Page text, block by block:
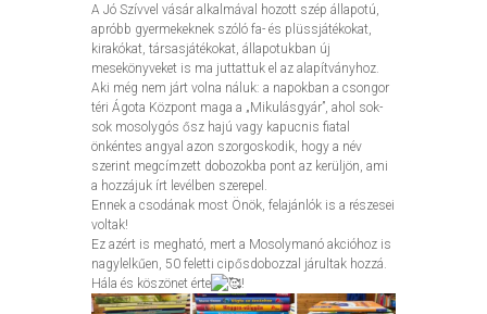
A Jó Szívvel vásár alkalmával hozott szép állapotú,
apróbb gyermekeknek szóló fa- és plüssjátékokat,
kirakókat, társasjátékokat, állapotukban új
mesekönyveket is ma juttattuk el az alapítványhoz.
Aki még nem járt volna náluk: a napokban a csongor
téri Ágota Központ maga a „Mikulásgyár”, ahol sok-
sok mosolygós ősz hajú vagy kapucnis fiatal
önkéntes angyal azon szorgoskodik, hogy a név
szerint megcímzett dobozokba pont az kerüljön, ami
a hozzájuk írt levélben szerepel.
Ennek a csodának most Önök, felajánlók is a részesei
voltak!
Ez azért is megható, mert a Mosolymanó akcióhoz is
nagylelkűen, 50 feletti cipősdobozzal járultak hozzá.
Hála és köszönet érte
!